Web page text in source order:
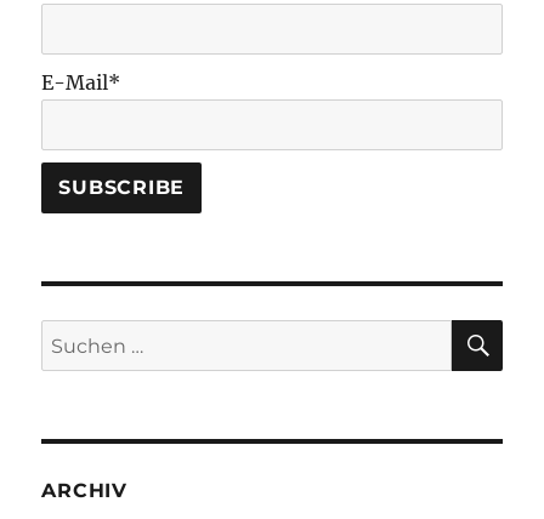
E-Mail*
Suchen
nach:
ARCHIV